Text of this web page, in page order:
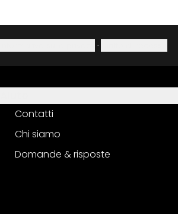
·
Contatti
Chi siamo
Domande & risposte